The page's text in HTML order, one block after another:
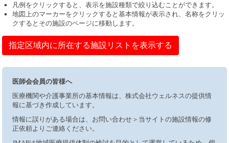
凡例をクリックすると、表示を施設種類で絞り込むことができます。
地図上のマーカーをクリックすると基本情報が表示され、名称をクリッ
クするとその施設のページに移動します。
指定区域内に所在する施設リストを表示する
医師会会員の皆様へ
医療機関や介護事業所の基本情報は、株式会社ウェルネスの提供情
報に基づき作成しています。
情報に誤りがある場合は、お問い合わせ＞当サイトの施設情報の修
正依頼よりご連絡ください。